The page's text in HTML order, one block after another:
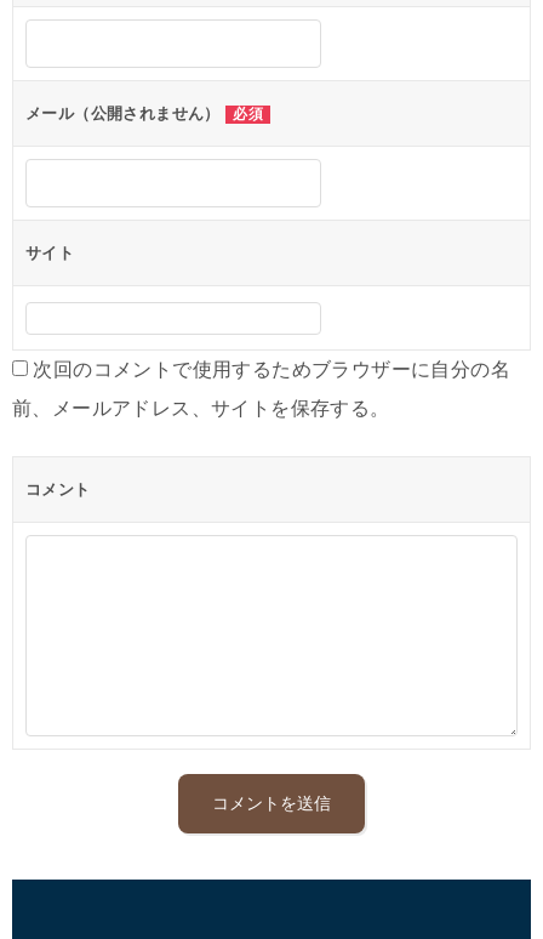
メール（公開されません） 必須
サイト
次回のコメントで使用するためブラウザーに自分の名
前、メールアドレス、サイトを保存する。
コメント